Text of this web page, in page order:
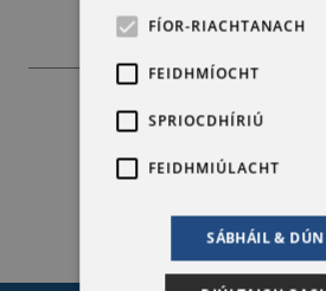
Oiriúnach do theaghlaigh
Léigh
Oidhreacht
FÍOR-RIACHTANACH
FEIDHMÍOCHT
SPRIOCDHÍRIÚ
FEIDHMIÚLACHT
SÁBHÁIL & DÚN